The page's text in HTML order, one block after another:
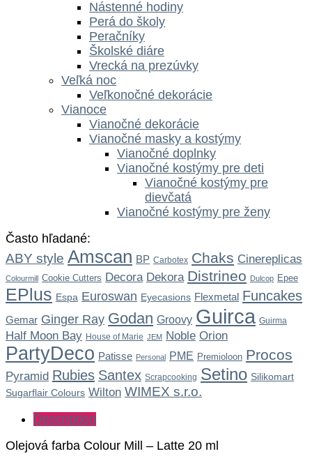
Nástenné hodiny
Perá do školy
Peračníky
Školské diáre
Vrecká na prezúvky
Veľká noc
Veľkonočné dekorácie
Vianoce
Vianočné dekorácie
Vianočné masky a kostýmy
Vianočné doplnky
Vianočné kostýmy pre deti
Vianočné kostýmy pre
dievčatá
Vianočné kostýmy pre ženy
Často hľadané:
ABY style Amscan BP Carbotex Chaks Cinereplicas
Colourmill Cookie Cutters Decora Dekora Distrineo Dulcop Epee
EPlus Espa Euroswan Eyecasions Flexmetal Funcakes
Gemar Ginger Ray Godan Groovy Guirca Guirma
Half Moon Bay House of Marie JEM Noble Orion
PartyDeco Patisse Personal PME Premioloon Procos
Pyramid Rubies Santex Scrapcooking Setino Silikomart
Sugarflair Colours Wilton WIMEX s.r.o.
Description
Olejová farba Colour Mill – Latte 20 ml